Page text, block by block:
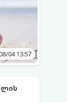
04 13:57